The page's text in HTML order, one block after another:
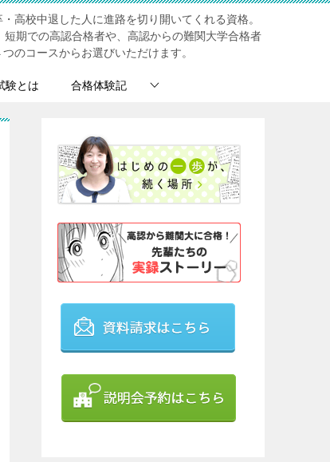
高校中退した人に進路を切り開いてくれる資格。
期での高認合格者や、高認からの難関大学合格者
のコースからお選びいただけます。
験とは 合格体験記